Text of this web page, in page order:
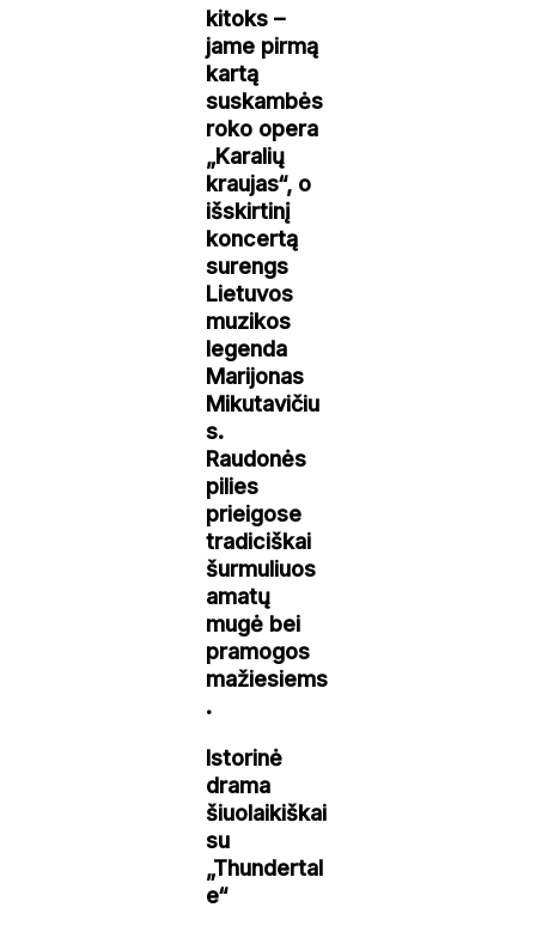
kitoks –
jame pirmą
kartą
suskambės
roko opera
„Karalių
kraujas“, o
išskirtinį
koncertą
surengs
Lietuvos
muzikos
legenda
Marijonas
Mikutavičiu
s.
Raudonės
pilies
prieigose
tradiciškai
šurmuliuos
amatų
mugė bei
pramogos
mažiesiems
.
Istorinė
drama
šiuolaikiškai
su
„Thundertal
e“